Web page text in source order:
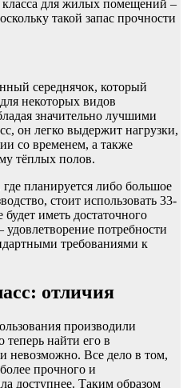
для жилых помещений –
такой запас прочности
середнячок, который
некоторых видов
значительно лучшими
он легко выдержит нагрузки,
со временем, а также
тёплых полов.
планируется либо большое
стоит использовать 33-
иметь достаточного
удовлетворение потребности
требованиями к
отличия
производили
теперь найти его в
невозможно. Все дело в том,
прочного и
доступнее. Таким образом